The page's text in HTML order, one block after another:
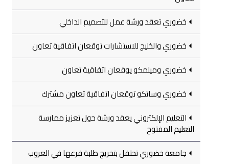
خضوري تعقد ورشة عمل للتصميم الداخلي
خضوري والخليج للاستشارات توقعان اتفاقية تعاون
خضوري وميلمكو يوقعان اتفاقية تعاون
خضوري وساتكو توقعان اتفاقية تعاون مشترك
التعليم الإلكتروني يعقد ورشة حول تعزيز ممارسة
التعليم المفتوح
جامعة خضوري تحتفل بتخريج طلبة فرعها في العروب